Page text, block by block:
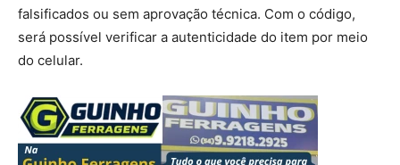
falsificados ou sem aprovação técnica. Com o código,
será possível verificar a autenticidade do item por meio
do celular.